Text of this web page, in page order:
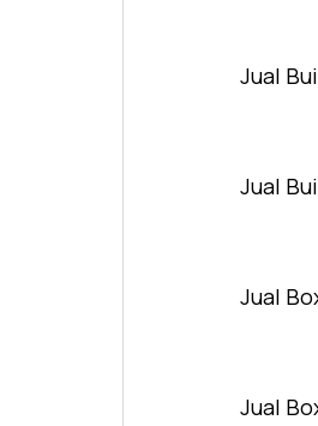
Jual
Jual
Jual
Jual